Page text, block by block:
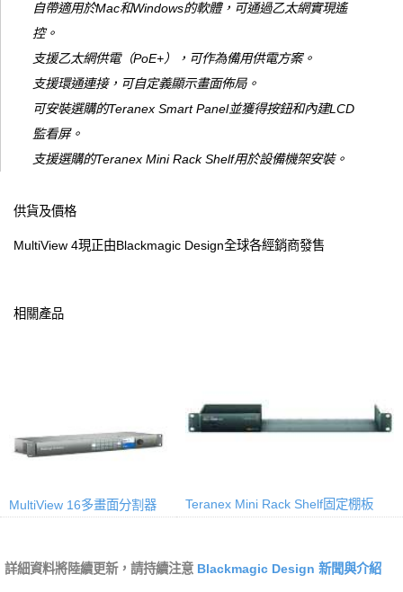
自帶適用於Mac和Windows的軟體，可通過乙太網實現遙
控。
支援乙太網供電（PoE+），可作為備用供電方案。
支援環通連接，可自定義顯示畫面佈局。
可安裝選購的Teranex Smart Panel並獲得按鈕和內建LCD
監看屏。
支援選購的Teranex Mini Rack Shelf用於設備機架安裝。
供貨及價格
MultiView 4現正由Blackmagic Design全球各經銷商發售
相關產品
MultiView 16多畫面分割器 Teranex Mini Rack Shelf固定棚板
詳細資料將陸續更新，請持續注意 Blackmagic Design 新聞與介紹